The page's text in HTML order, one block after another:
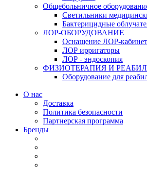
Общебольничное
Светильники
Бактерицидные
ЛОР-ОБОРУДОВАНИЕ
Оснащение ЛОР-
ЛОР ирригаторы
ЛОР - эндоскопия
ФИЗИОТЕРАПИЯ И
Оборудование для
О нас
Доставка
Политика безопасности
Партнерская программа
Бренды